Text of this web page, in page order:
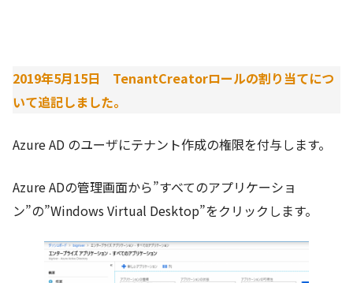
2019年5月15日
TenantCreatorロールの割り当てにつ
いて追記しました。
Azure AD のユーザにテナント作成の権限を付与します。
Azure ADの管理画面から”すべてのアプリケーショ
ン”の”Windows Virtual Desktop”をクリックします。